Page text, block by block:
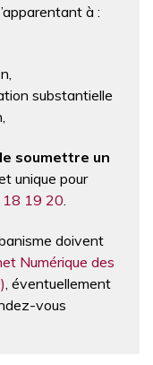
à :
substantielle
soumettre un
unique pour
19 20
doivent
Numérique des
, éventuellement
vous